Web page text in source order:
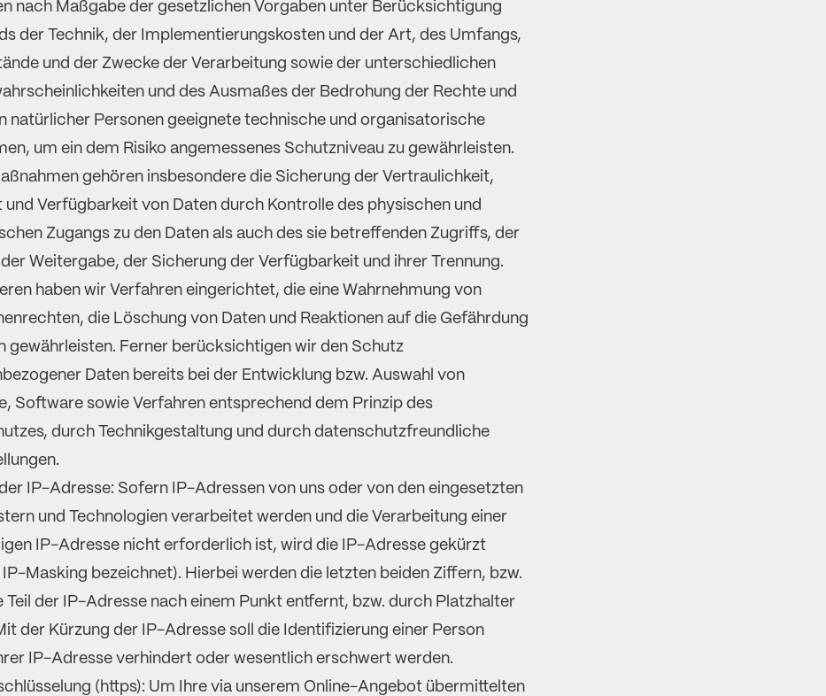
nach Maßgabe der gesetzlichen Vorgaben unter Berücksichtigung
der Technik, der Implementierungskosten und der Art, des Umfangs,
und der Zwecke der Verarbeitung sowie der unterschiedlichen
und des Ausmaßes der Bedrohung der Rechte und
natürlicher Personen geeignete technische und organisatorische
um ein dem Risiko angemessenes Schutzniveau zu gewährleisten.
gehören insbesondere die Sicherung der Vertraulichkeit,
und Verfügbarkeit von Daten durch Kontrolle des physischen und
Zugangs zu den Daten als auch des sie betreffenden Zugriffs, der
der Weitergabe, der Sicherung der Verfügbarkeit und ihrer Trennung.
haben wir Verfahren eingerichtet, die eine Wahrnehmung von
die Löschung von Daten und Reaktionen auf die Gefährdung
gewährleisten. Ferner berücksichtigen wir den Schutz
Daten bereits bei der Entwicklung bzw. Auswahl von
Software sowie Verfahren entsprechend dem Prinzip des
durch Technikgestaltung und durch datenschutzfreundliche
IP-Adresse: Sofern IP-Adressen von uns oder von den eingesetzten
und Technologien verarbeitet werden und die Verarbeitung einer
IP-Adresse nicht erforderlich ist, wird die IP-Adresse gekürzt
IP-Masking bezeichnet). Hierbei werden die letzten beiden Ziffern, bzw.
Teil der IP-Adresse nach einem Punkt entfernt, bzw. durch Platzhalter
der Kürzung der IP-Adresse soll die Identifizierung einer Person
IP-Adresse verhindert oder wesentlich erschwert werden.
(https): Um Ihre via unserem Online-Angebot übermittelten